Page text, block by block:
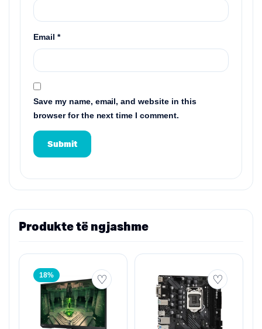
Email *
Save my name, email, and website in this
browser for the next time I comment.
Produkte të ngjashme
18%